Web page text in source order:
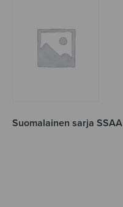
Suomalainen sarja SSAA